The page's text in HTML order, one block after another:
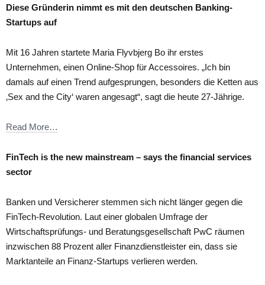
Diese Gründerin nimmt es mit den deutschen Banking-
Startups auf
Mit 16 Jahren startete Maria Flyvbjerg Bo ihr erstes
Unternehmen, einen Online-Shop für Accessoires. „Ich bin
damals auf einen Trend aufgesprungen, besonders die Ketten aus
‚Sex and the City‘ waren angesagt“, sagt die heute 27-Jährige.
Read More…
FinTech is the new mainstream – says the financial services
sector
Banken und Versicherer stemmen sich nicht länger gegen die
FinTech-Revolution. Laut einer globalen Umfrage der
Wirtschaftsprüfungs- und Beratungsgesellschaft PwC räumen
inzwischen 88 Prozent aller Finanzdienstleister ein, dass sie
Marktanteile an Finanz-Startups verlieren werden.